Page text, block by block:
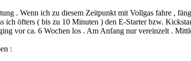
. Wenn ich zu diesem Zeitpunkt mit Vollgas fahre ,
ich öfters ( bis zu 10 Minuten ) den E-Starter bzw.
vor ca. 6 Wochen los . Am Anfang nur vereinzelt .
: